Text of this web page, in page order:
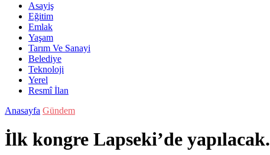
Asayiş
Eğitim
Emlak
Yaşam
Tarım Ve Sanayi
Belediye
Teknoloji
Yerel
Resmî İlan
Anasayfa Gündem
İlk kongre Lapseki’de yapılacak.